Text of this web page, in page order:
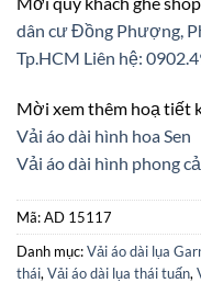
dân cư Đồng Phượng,
Tp.HCM Liên hệ:
Mời xem thêm hoạ tiết
Vải áo dài hình hoa Sen
Vải áo dài hình phong
Mã:AD 15117
Danh mục:Vải áo dài lụa
thái, Vải áo dài lụa thái tuấn,